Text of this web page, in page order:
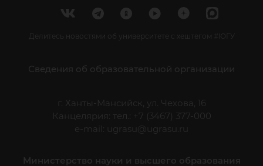
Делитесь новостями об университете с хештегом #ЮГУ
Сведения об образовательной организации
г. Ханты-Мансийск, ул. Чехова, 16
Канцелярия: тел.: +7 (3467) 377-000
e-mail:
ugrasu@ugrasu.ru
Министерство науки и высшего образования